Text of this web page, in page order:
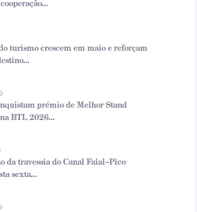
turismo crescem em maio e reforçam
prémio de Melhor Stand
BTL 2026...
da travessia do Canal Faial–Pico
sexta...